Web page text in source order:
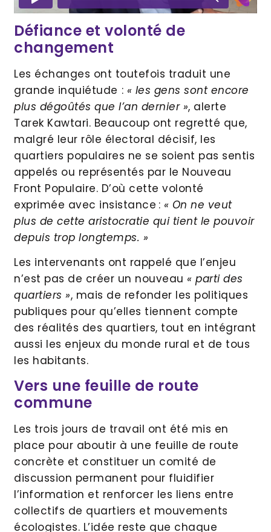
Défiance et volonté de
changement
Les échanges ont toutefois traduit une
grande inquiétude ⁠: « les gens sont encore
plus dégoûtés que l’an dernier », alerte
Tarek Kawtari. Beaucoup ont regretté que,
malgré leur rôle électoral décisif, les
quartiers populaires ne se soient pas sentis
appelés ou représentés par le Nouveau
Front Populaire. D’où cette volonté
exprimée avec insistance : « On ne veut
plus de cette aristocratie qui tient le pouvoir
depuis trop longtemps. »
Les intervenants ont rappelé que l’enjeu
n’est pas de créer un nouveau « parti des
quartiers », mais de refonder les politiques
publiques pour qu’elles tiennent compte
des réalités des quartiers, tout en intégrant
aussi les enjeux du monde rural et de tous
les habitants.
Vers une feuille de route
commune
Les trois jours de travail ont été mis en
place pour aboutir à une feuille de route
concrète et constituer un comité de
discussion permanent pour fluidifier
l’information et renforcer les liens entre
collectifs de quartiers et mouvements
écologistes. L’idée reste que chaque